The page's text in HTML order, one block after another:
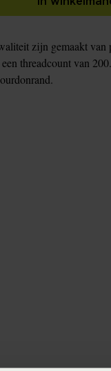
zijn gemaakt van
threadcount van